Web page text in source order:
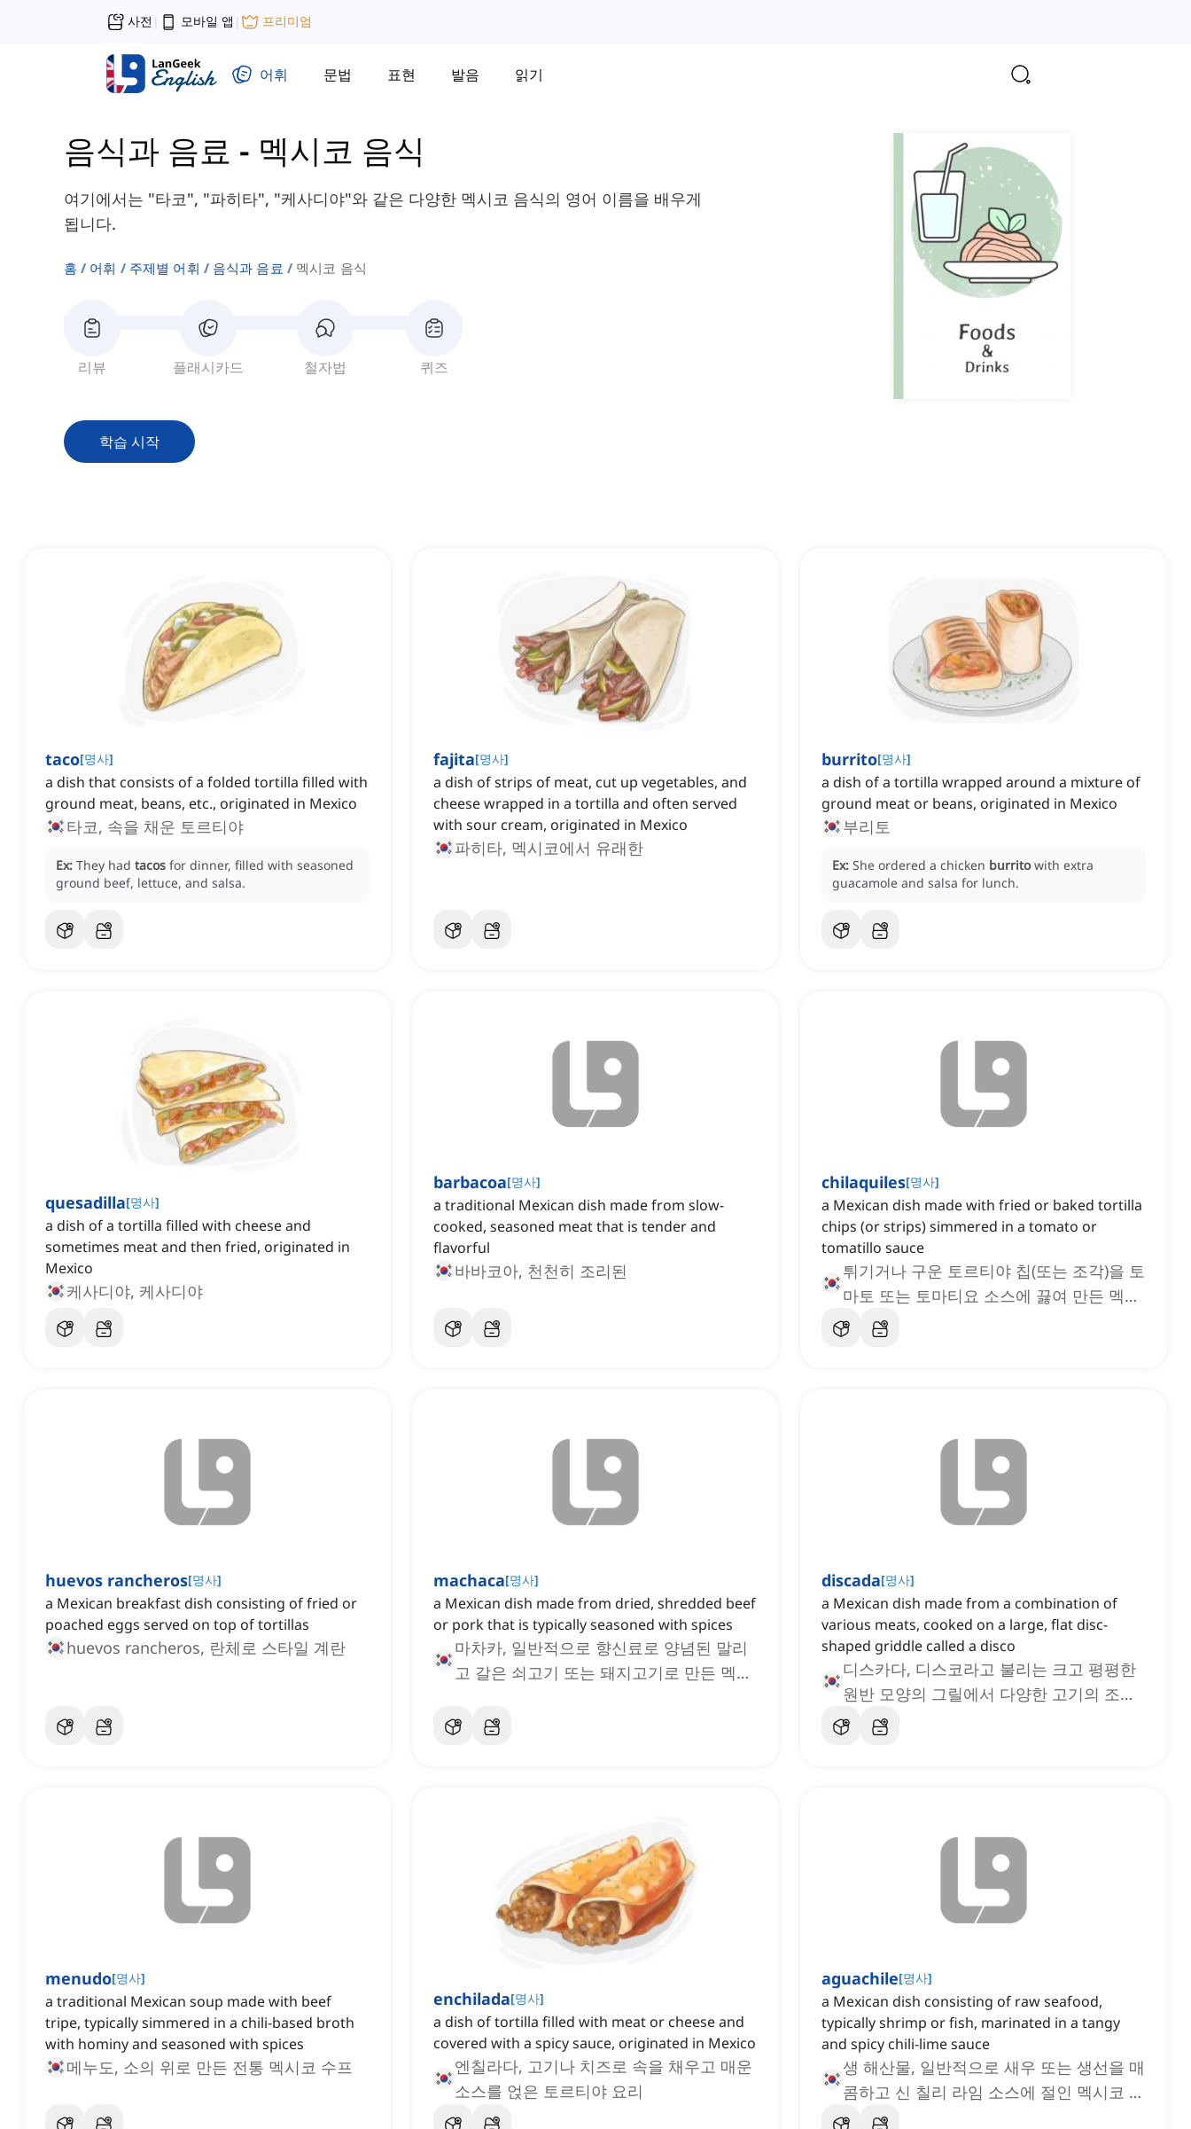
사전 | 모바일 앱 | 프리미엄
어휘 문법 표현 발음 읽기
음식과 음료 - 멕시코 음식
여기에서는 "타코", "파히타", "케사디야"와 같은 다양한 멕시코 음식의 영어 이름을 배우게
됩니다.
홈 어휘 주제별 어휘 음식과 음료 멕시코 음식
리뷰 플래시카드 철자법 퀴즈
학습 시작
taco[명사]
a dish that consists of a folded tortilla filled with
ground meat, beans, etc., originated in Mexico
타코, 속을 채운 토르티야
Ex: They had tacos for dinner, filled with seasoned
ground beef, lettuce, and salsa.
fajita[명사]
‌a dish of strips of meat, cut up vegetables, and
cheese wrapped in a tortilla and often served
with sour cream, originated in Mexico
파히타, 멕시코에서 유래한
burrito[명사]
a dish of a tortilla wrapped around a mixture of
ground meat or beans, originated in Mexico
부리토
Ex: She ordered a chicken burrito with extra
guacamole and salsa for lunch.
quesadilla[명사]
a dish of a tortilla filled with cheese and
sometimes meat and then fried, originated in
Mexico
케사디야, 케사디야
barbacoa[명사]
a traditional Mexican dish made from slow-
cooked, seasoned meat that is tender and
flavorful
바바코아, 천천히 조리된
chilaquiles[명사]
a Mexican dish made with fried or baked tortilla
chips (or strips) simmered in a tomato or
tomatillo sauce
튀기거나 구운 토르티야 칩(또는 조각)을 토
마토 또는 토마티요 소스에 끓여 만든 멕시
코 요리, 칠라킬레스
huevos rancheros[명사]
a Mexican breakfast dish consisting of fried or
poached eggs served on top of tortillas
huevos rancheros, 란체로 스타일 계란
machaca[명사]
a Mexican dish made from dried, shredded beef
or pork that is typically seasoned with spices
마차카, 일반적으로 향신료로 양념된 말리
고 갈은 쇠고기 또는 돼지고기로 만든 멕시
discada[명사]
a Mexican dish made from a combination of
various meats, cooked on a large, flat disc-
shaped griddle called a disco
디스카다, 디스코라고 불리는 크고 평평한
원반 모양의 그릴에서 다양한 고기의 조합
으로 만든 멕시코 요리
menudo[명사]
a traditional Mexican soup made with beef
tripe, typically simmered in a chili-based broth
with hominy and seasoned with spices
메누도, 소의 위로 만든 전통 멕시코 수프
enchilada[명사]
a dish of tortilla filled with meat or cheese and
covered with a spicy sauce, originated in Mexico
엔칠라다, 고기나 치즈로 속을 채우고 매운
소스를 얹은 토르티야 요리
aguachile[명사]
a Mexican dish consisting of raw seafood,
typically shrimp or fish, marinated in a tangy
and spicy chili-lime sauce
생 해산물, 일반적으로 새우 또는 생선을 매
콤하고 신 칠리 라임 소스에 절인 멕시코 요
리